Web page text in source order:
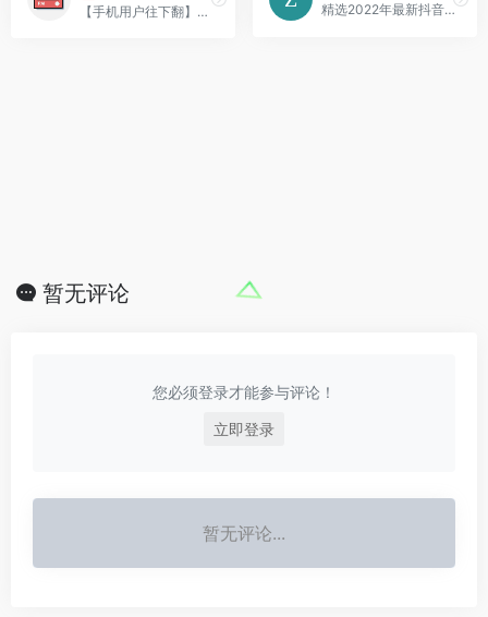
【手机用户往下翻】收录有声书、国内外电台频道 精选2022年最新抖音歌曲，分类齐全，歌曲数量丰富，更新及时。种子音乐全站收集了经典老歌，欧美流行，中文DJ等期待您的体验。
暂无评论
您必须登录才能参与评论！
立即登录
暂无评论...